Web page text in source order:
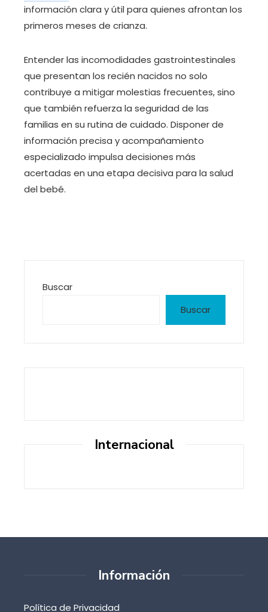
información clara y útil para quienes afrontan los
primeros meses de crianza.
Entender las incomodidades gastrointestinales
que presentan los recién nacidos no solo
contribuye a mitigar molestias frecuentes, sino
que también refuerza la seguridad de las
familias en su rutina de cuidado. Disponer de
información precisa y acompañamiento
especializado impulsa decisiones más
acertadas en una etapa decisiva para la salud
del bebé.
Buscar
Buscar
Internacional
Información
Política de Privacidad